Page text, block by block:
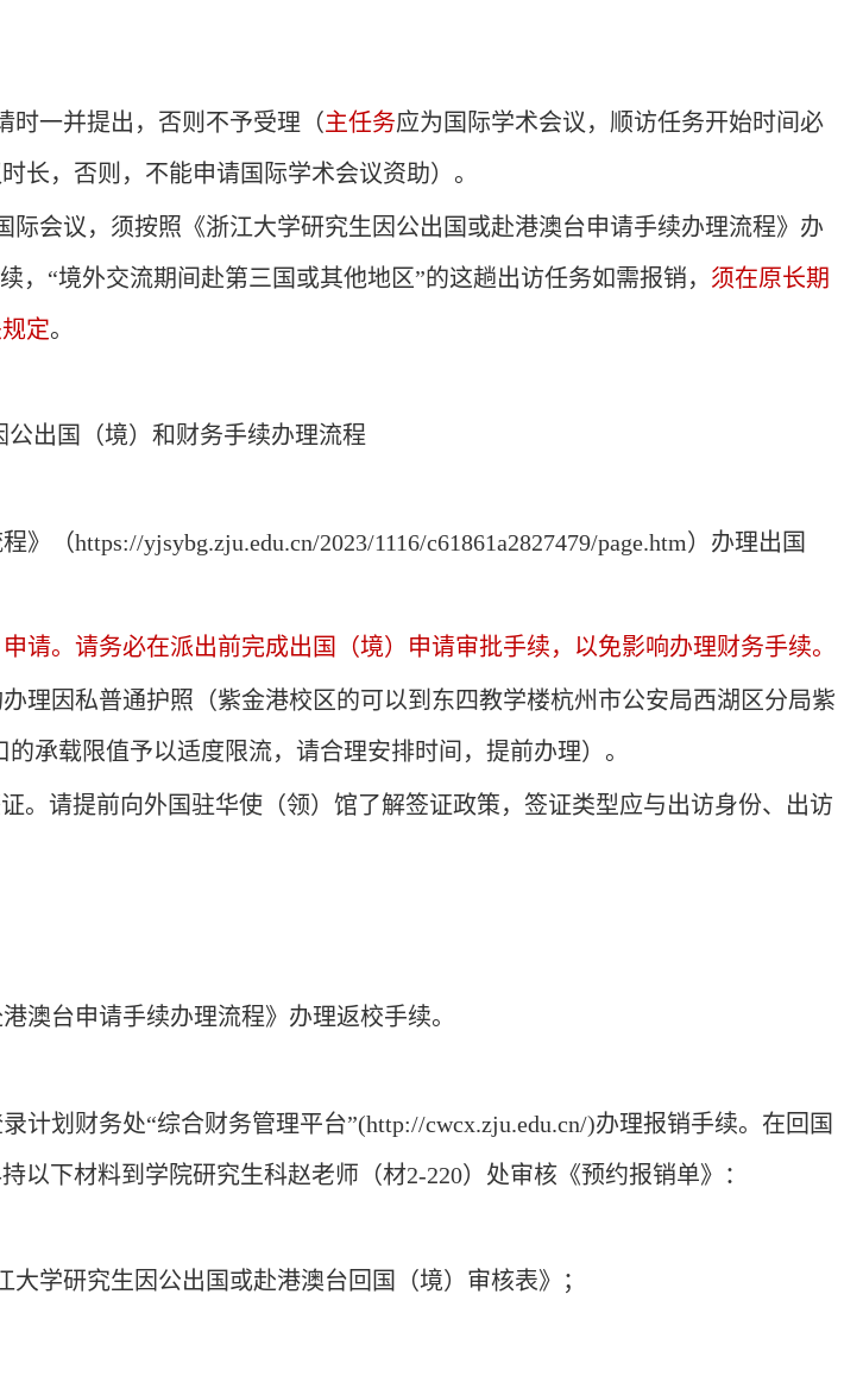
时一并提出 ，否则不予受理（主任务应为国际学术会议， 顺访任务开始时间必
长，否则，不能申请国际学术会议资助）。
际会议 ，须按照《浙江大学研究生因公出国或赴港澳台申请手续办理流程》办
，“境外交流期间赴第三国或其他地区”的这趟出访任务如需报销， 须在原长期
定。
公出国（境）和财务手续办理流程
》（https://yjsybg.zju.edu.cn/2023/1116/c61861a2827479/page.htm）办理出国
请。请务必在派出前完成出国（境）申请审批手续，以免影响办理财务手续。
办理 因私普通护照 （紫金港校区的可以到东四教学楼杭州市公安局西湖区分局紫
的承载限值予以适度限流，请合理安排时间，提前办理）。
。请提前向外国驻华使（领）馆了解签证政策，签证类型应与出访身份、出访
澳台申请手续办理流程》 办理返校手续。
计划财务处“综合财务管理平台”(http://cwcx.zju.edu.cn/)办理报销手续。在回国
以下材料到学院研究生科赵老师（材2-220）处审核《预约报销单》：
学研究生因公出国或赴港澳台回国（境）审核表》；